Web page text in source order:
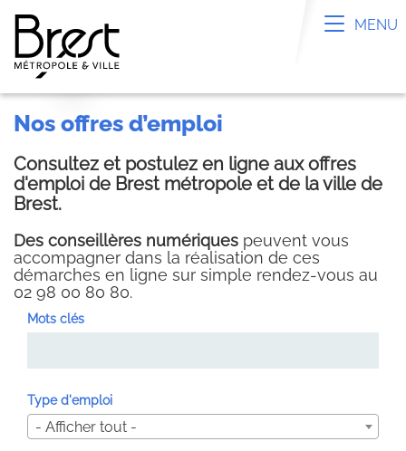
Toggle
MENU
nos offres d’emploi
Consultez et postulez en ligne aux offres
d'emploi de Brest métropole et de la ville de
Brest.
Des conseillères numériques peuvent vous
accompagner dans la réalisation de ces
démarches en ligne sur simple rendez-vous au
02 98 00 80 80.
Mots clés
Type d'emploi
- Afficher tout -